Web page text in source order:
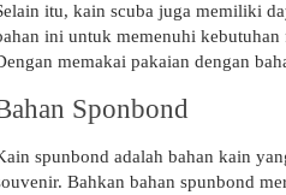
itu, kain scuba juga memiliki
ini untuk memenuhi kebutuhan
memakai pakaian dengan
Sponbond
spunbond adalah bahan kain
Bahkan bahan spunbond